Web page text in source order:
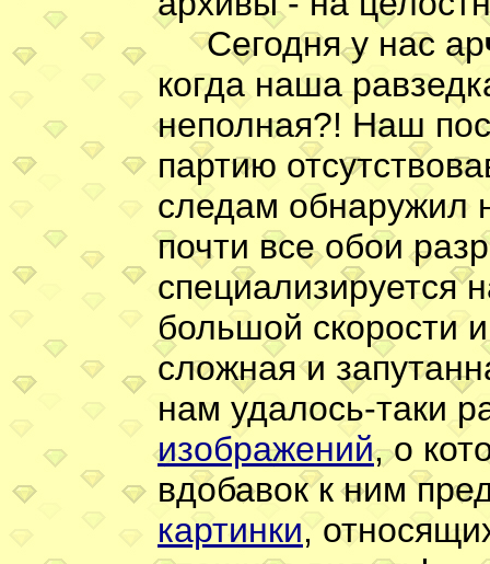
Сегодня у нас ар
когда наша
неполная?! Наш
партию
следам обнаружил
почти все обои
специализируется
большой скорости
сложная и
нам удалось-таки
изображений, о
вдобавок к ним
картинки,